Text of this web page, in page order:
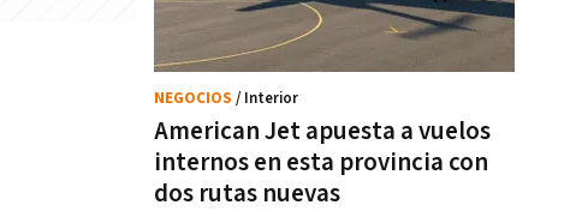
American Jet apuesta a vuelos
internos en esta provincia con
dos rutas nuevas
NEGOCIOS / Interior